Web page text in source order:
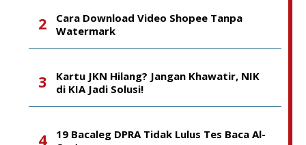
Cara Download Video Shopee Tanpa
Watermark
Kartu JKN Hilang? Jangan Khawatir, NIK
di KIA Jadi Solusi!
19 Bacaleg DPRA Tidak Lulus Tes Baca Al-